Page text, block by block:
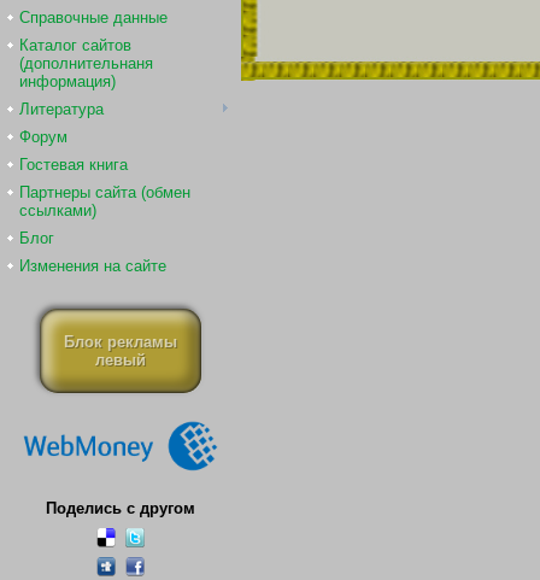
Справочные данные
Каталог сайтов
(дополнительнаня
информация)
Литература
Форум
Гостевая книга
Партнеры сайта (обмен
ссылками)
Блог
Изменения на сайте
Блок рекламы
левый
Поделись с другом